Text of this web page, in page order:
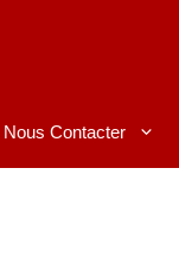
Nous Contacter